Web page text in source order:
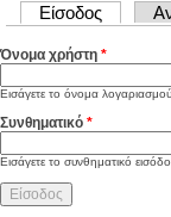
Πρωτεύουσες
Είσοδος
Όνομα χρήστη *
Εισάγετε το όνομα
Συνθηματικό *
Εισάγετε το συνθηματικό